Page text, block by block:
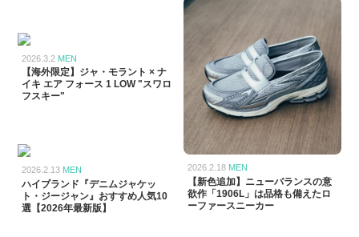
2026.3.2 MEN
【海外限定】ジャ・モラント × ナ
イキ エア フォース 1 LOW "スワロ
フスキー"
2026.2.13 MEN
ハイブランド『デニムジャケッ
ト・ジージャン』おすすめ人気10
選【2026年最新版】
2026.2.18 MEN
【新色追加】ニューバランスの意
欲作「1906L」は品格も備えたロ
ーファースニーカー